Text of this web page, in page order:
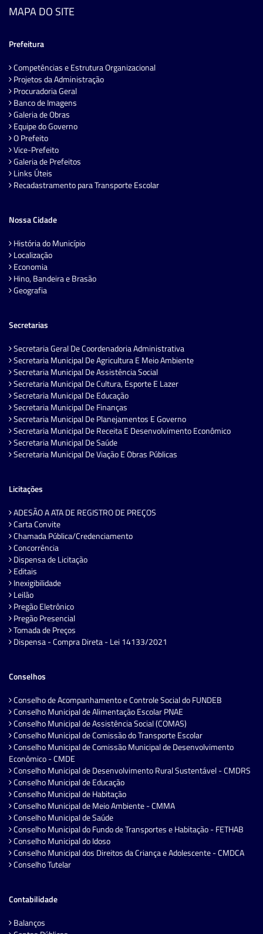
MAPA DO SITE
Prefeitura
Competências e Estrutura Organizacional
Projetos da Administração
Procuradoria Geral
Banco de Imagens
Galeria de Obras
Equipe do Governo
O Prefeito
Vice-Prefeito
Galeria de Prefeitos
Links Úteis
Recadastramento para Transporte Escolar
Nossa Cidade
História do Município
Localização
Economia
Hino, Bandeira e Brasão
Geografia
Secretarias
Secretaria Geral De Coordenadoria Administrativa
Secretaria Municipal De Agricultura E Meio Ambiente
Secretaria Municipal De Assistência Social
Secretaria Municipal De Cultura, Esporte E Lazer
Secretaria Municipal De Educação
Secretaria Municipal De Finanças
Secretaria Municipal De Planejamentos E Governo
Secretaria Municipal De Receita E Desenvolvimento Econômico
Secretaria Municipal De Saúde
Secretaria Municipal De Viação E Obras Públicas
Licitações
ADESÃO A ATA DE REGISTRO DE PREÇOS
Carta Convite
Chamada Pública/Credenciamento
Concorrência
Dispensa de Licitação
Editais
Inexigibilidade
Leilão
Pregão Eletrônico
Pregão Presencial
Tomada de Preços
Dispensa - Compra Direta - Lei 14133/2021
Conselhos
Conselho de Acompanhamento e Controle Social do FUNDEB
Conselho Municipal de Alimentação Escolar PNAE
Conselho Municipal de Assistência Social (COMAS)
Conselho Municipal de Comissão do Transporte Escolar
Conselho Municipal de Comissão Municipal de Desenvolvimento
Econômico - CMDE
Conselho Municipal de Desenvolvimento Rural Sustentável - CMDRS
Conselho Municipal de Educação
Conselho Municipal de Habitação
Conselho Municipal de Meio Ambiente - CMMA
Conselho Municipal de Saúde
Conselho Municipal do Fundo de Transportes e Habitação - FETHAB
Conselho Municipal do Idoso
Conselho Municipal dos Direitos da Criança e Adolescente - CMDCA
Conselho Tutelar
Contabilidade
Balanços